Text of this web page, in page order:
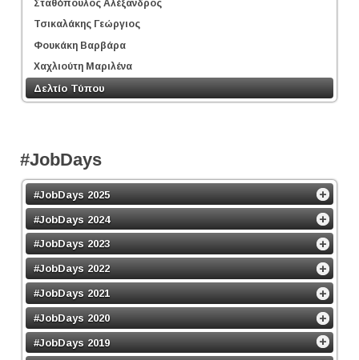
Σταθόπουλος Αλέξανδρος
Τσικαλάκης Γεώργιος
Φουκάκη Βαρβάρα
Χαχλιούτη Μαριλένα
Δελτίο Τύπου
#JobDays
#JobDays 2025
#JobDays 2024
#JobDays 2023
#JobDays 2022
#JobDays 2021
#JobDays 2020
#JobDays 2019